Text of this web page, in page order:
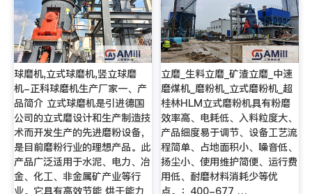
球磨机,立式球磨机,竖立球磨
机-正科球磨机生产厂家一、产
品简介 立式球磨机是引进德国
公司的立式磨设计和生产制造技
术而开发生产的先进磨粉设备，
是目前磨粉行业的理想产品。此
产品广泛适用于水泥、电力、冶
金、化工、非金属矿产业等行
业。它具有高效节能 烘干能力
立磨_生料立磨_矿渣立磨_中速
磨煤机_磨粉机_立式磨粉机_超
桂林HLM立式磨粉机具有粉磨
效率高、电耗低、入料粒度大、
产品细度易于调节、设备工艺流
程简单、占地面积小、噪音低、
扬尘小、使用维护简便、运行费
用低、耐磨材料消耗少等优
点。：400-677 …